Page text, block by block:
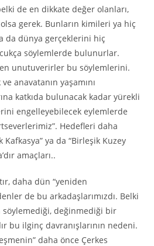
de en dikkate değer olanları,
gerek. Bunların kimileri ya hiç
da dünya gerçeklerini hiç
söylemlerde bulunurlar.
unutuverirler bu söylemlerini.
anavatanın yaşamını
katkıda bulunacak kadar yürekli
engelleyebilecek eylemlerde
Hedefleri daha
ya da “Birleşik Kuzey
amaçları..
daha dün “yeniden
de bu arkadaşlarımızdı. Belki
değinmediği bir
bu ilginç davranışlarının nedeni.
daha önce Çerkes